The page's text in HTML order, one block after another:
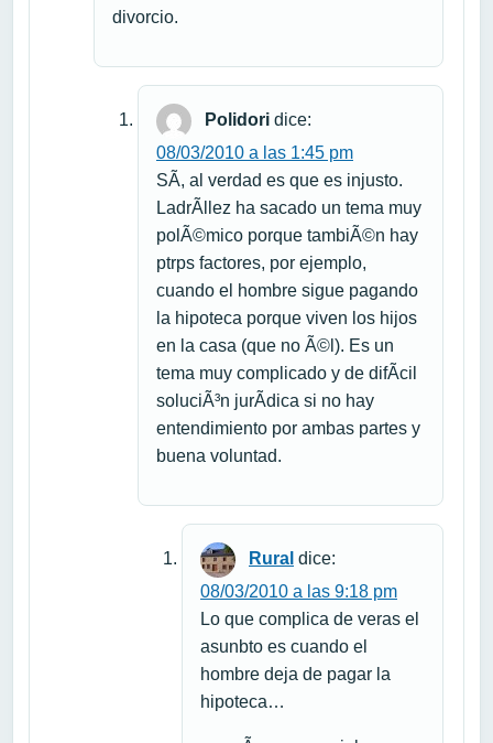
divorcio.
Polidori dice:
08/03/2010 a las 1:45 pm
SÃ­, al verdad es que es injusto.
LadrÃ­llez ha sacado un tema muy
polÃ©mico porque tambiÃ©n hay
ptrps factores, por ejemplo,
cuando el hombre sigue pagando
la hipoteca porque viven los hijos
en la casa (que no Ã©l). Es un
tema muy complicado y de difÃ­cil
soluciÃ³n jurÃ­dica si no hay
entendimiento por ambas partes y
buena voluntad.
Rural dice:
08/03/2010 a las 9:18 pm
Lo que complica de veras el
asunbto es cuando el
hombre deja de pagar la
hipoteca…